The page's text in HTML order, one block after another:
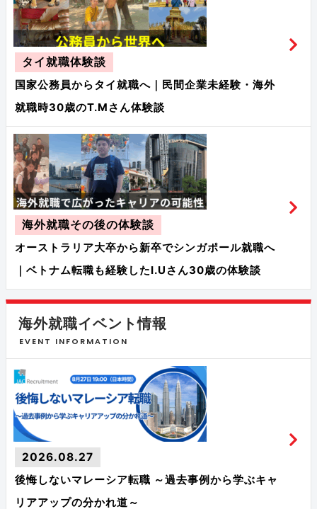
タイ就職体験談
国家公務員からタイ就職へ｜民間企業未経験・海外
就職時30歳のT.Mさん体験談
海外就職その後の体験談
オーストラリア大卒から新卒でシンガポール就職へ
｜ベトナム転職も経験したI.Uさん30歳の体験談
海外就職イベント情報
EVENT INFORMATION
2026.08.27
後悔しないマレーシア転職 ～過去事例から学ぶキャ
リアアップの分かれ道～